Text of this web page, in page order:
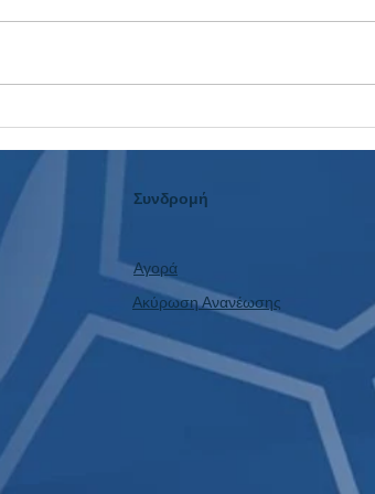
Συνδρομή
Αγορά
Ακύρωση Ανανέωσης